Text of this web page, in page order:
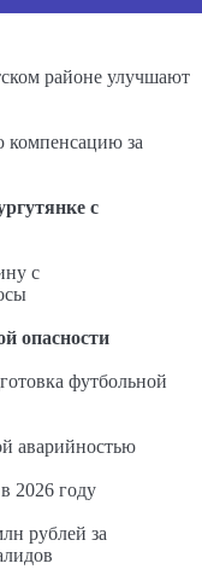
районе улучшают
компенсацию за
с
с
опасности
футбольной
аварийностью
2026 году
рублей за